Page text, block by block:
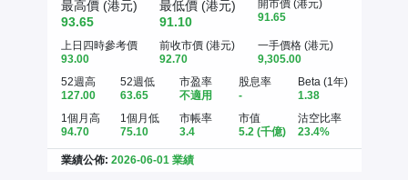
最高價 (港元)
93.65
最低價 (港元)
91.10
開市價 (港元)
91.65
上日四時參考價
93.00
前收市價 (港元)
92.70
一手價格 (港元)
9,305.00
52週高
127.00
52週低
63.65
市盈率
不適用
股息率
-
Beta (1年)
1.38
1個月高
94.70
1個月低
75.10
市帳率
3.4
市值
5.2 (千億)
沽空比率
23.4%
業績公佈: 2026-06-01 業績